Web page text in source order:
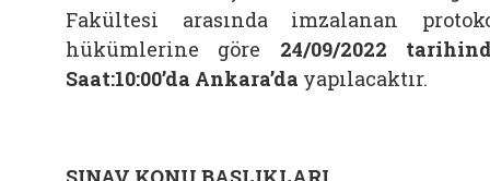
Fakültesi arasında imzalanan
hükümlerine göre
24/09/2022
Saat:10:00’da Ankara’da yapılacaktır.